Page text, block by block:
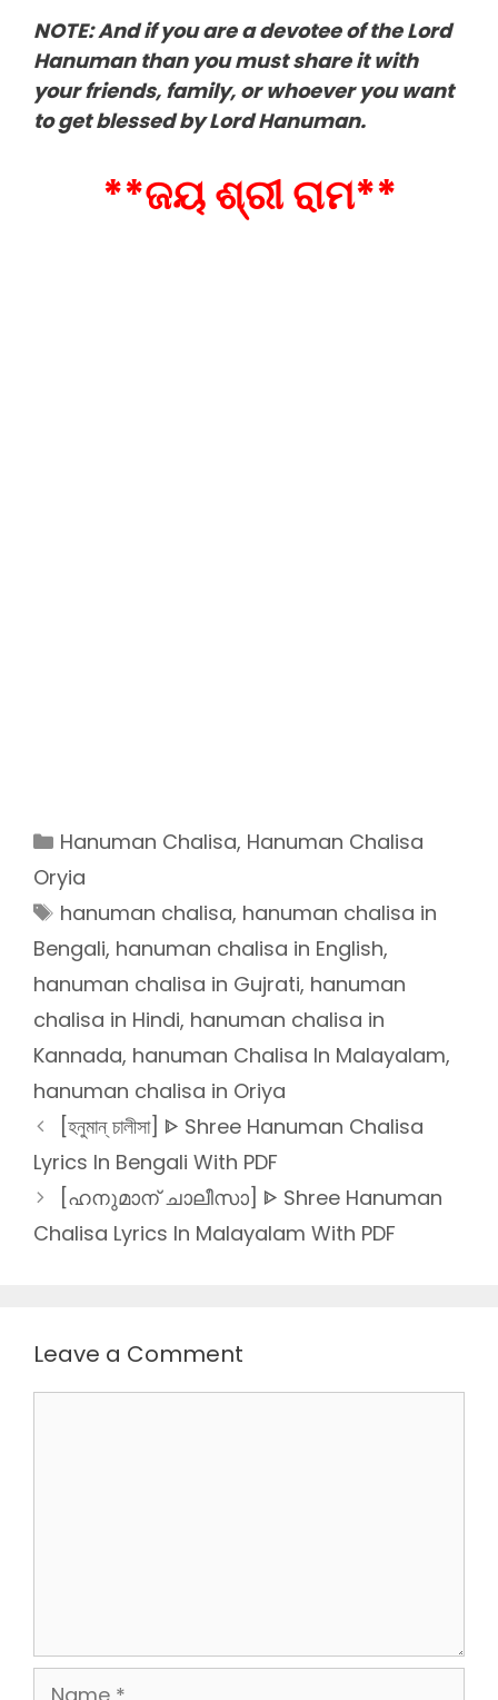
NOTE: And if you are a devotee of the Lord
Hanuman than you must share it with
your friends, family, or whoever you want
to get blessed by Lord Hanuman.
**ଜୟ ଶ୍ରୀ ରାମ**
Categories
Hanuman Chalisa, Hanuman Chalisa
Oryia
Tags
hanuman chalisa, hanuman chalisa in
Bengali, hanuman chalisa in English,
hanuman chalisa in Gujrati, hanuman
chalisa in Hindi, hanuman chalisa in
Kannada, hanuman Chalisa In Malayalam,
hanuman chalisa in Oriya
[হনুমান্ চালীসা] ᐈ Shree Hanuman Chalisa
Lyrics In Bengali With PDF
[ഹനുമാന് ചാലീസാ] ᐈ Shree Hanuman
Chalisa Lyrics In Malayalam With PDF
Leave a Comment
Name